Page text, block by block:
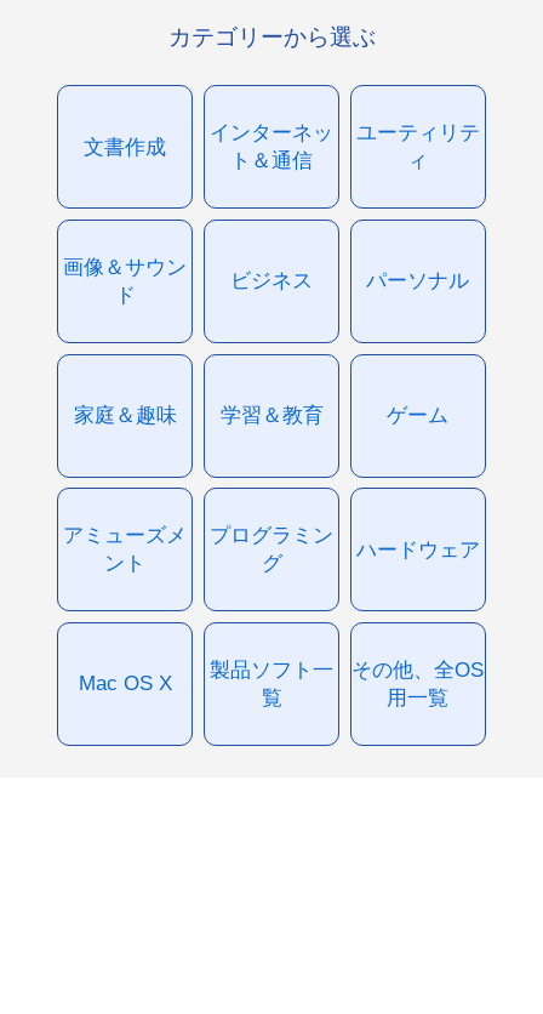
カテゴリーから選ぶ
文書作成
インターネッ
ト＆通信
ユーティリテ
ィ
画像＆サウン
ド
ビジネス パーソナル
家庭＆趣味 学習＆教育 ゲーム
アミューズメ
ント
プログラミン
グ
ハードウェア
Mac OS X
製品ソフト一
覧
その他、全OS
用一覧